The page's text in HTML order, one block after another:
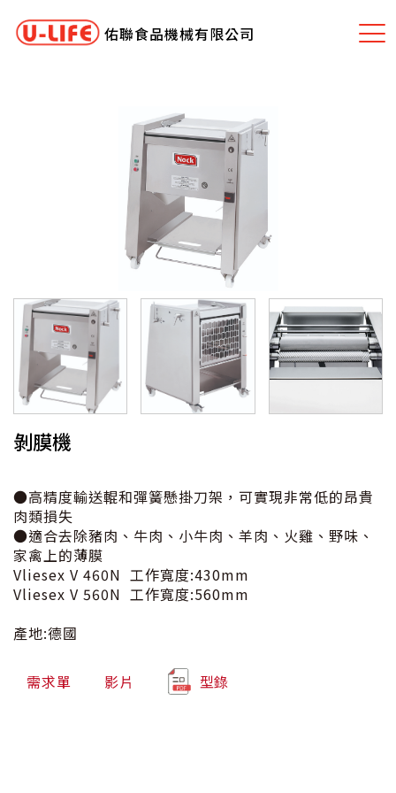
佑聯食品機械有限公司
剝膜機
●高精度輸送輥和彈簧懸掛刀架，可實現非常低的昂貴
肉類損失
●適合去除豬肉、牛肉、小牛肉、羊肉、火雞、野味、
家禽上的薄膜
Vliesex V 460N 工作寬度:430mm
Vliesex V 560N 工作寬度:560mm
產地:德國
需求單 影片 型錄